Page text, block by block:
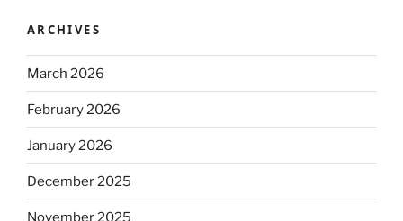
ARCHIVES
March 2026
February 2026
January 2026
December 2025
November 2025